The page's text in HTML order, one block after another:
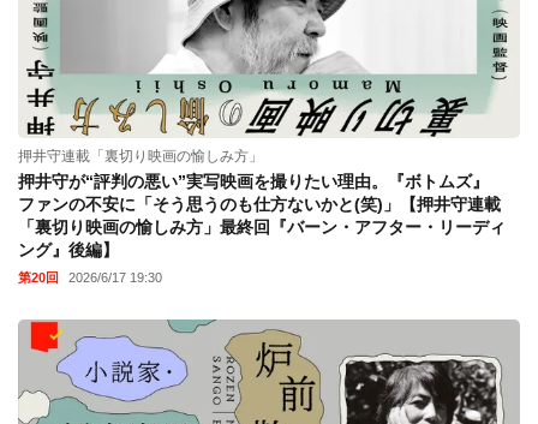
押井守連載「裏切り映画の愉しみ方」
押井守が“評判の悪い”実写映画を撮りたい理由。『ボトムズ』
ファンの不安に「そう思うのも仕方ないかと(笑)」【押井守連載
「裏切り映画の愉しみ方」最終回『バーン・アフター・リーディ
ング』後編】
第20回 2026/6/17 19:30